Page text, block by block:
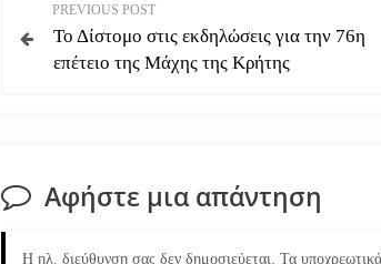
λ
γ
PREVIOUS POST
Το Δίστομο στις εκδηλώσεις για την 76η
επέτειο της Μάχης της Κρήτης
Αφήστε μια απάντηση
Η ηλ. διεύθυνση σας δεν δημοσιεύεται. Τα